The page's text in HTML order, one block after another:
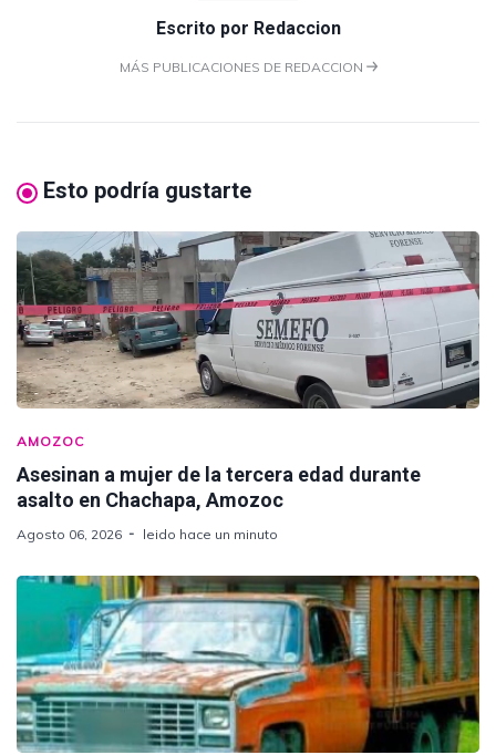
Escrito por Redaccion
MÁS PUBLICACIONES DE REDACCION
Esto podría gustarte
AMOZOC
Asesinan a mujer de la tercera edad durante
asalto en Chachapa, Amozoc
Agosto 06, 2026 leido hace un minuto